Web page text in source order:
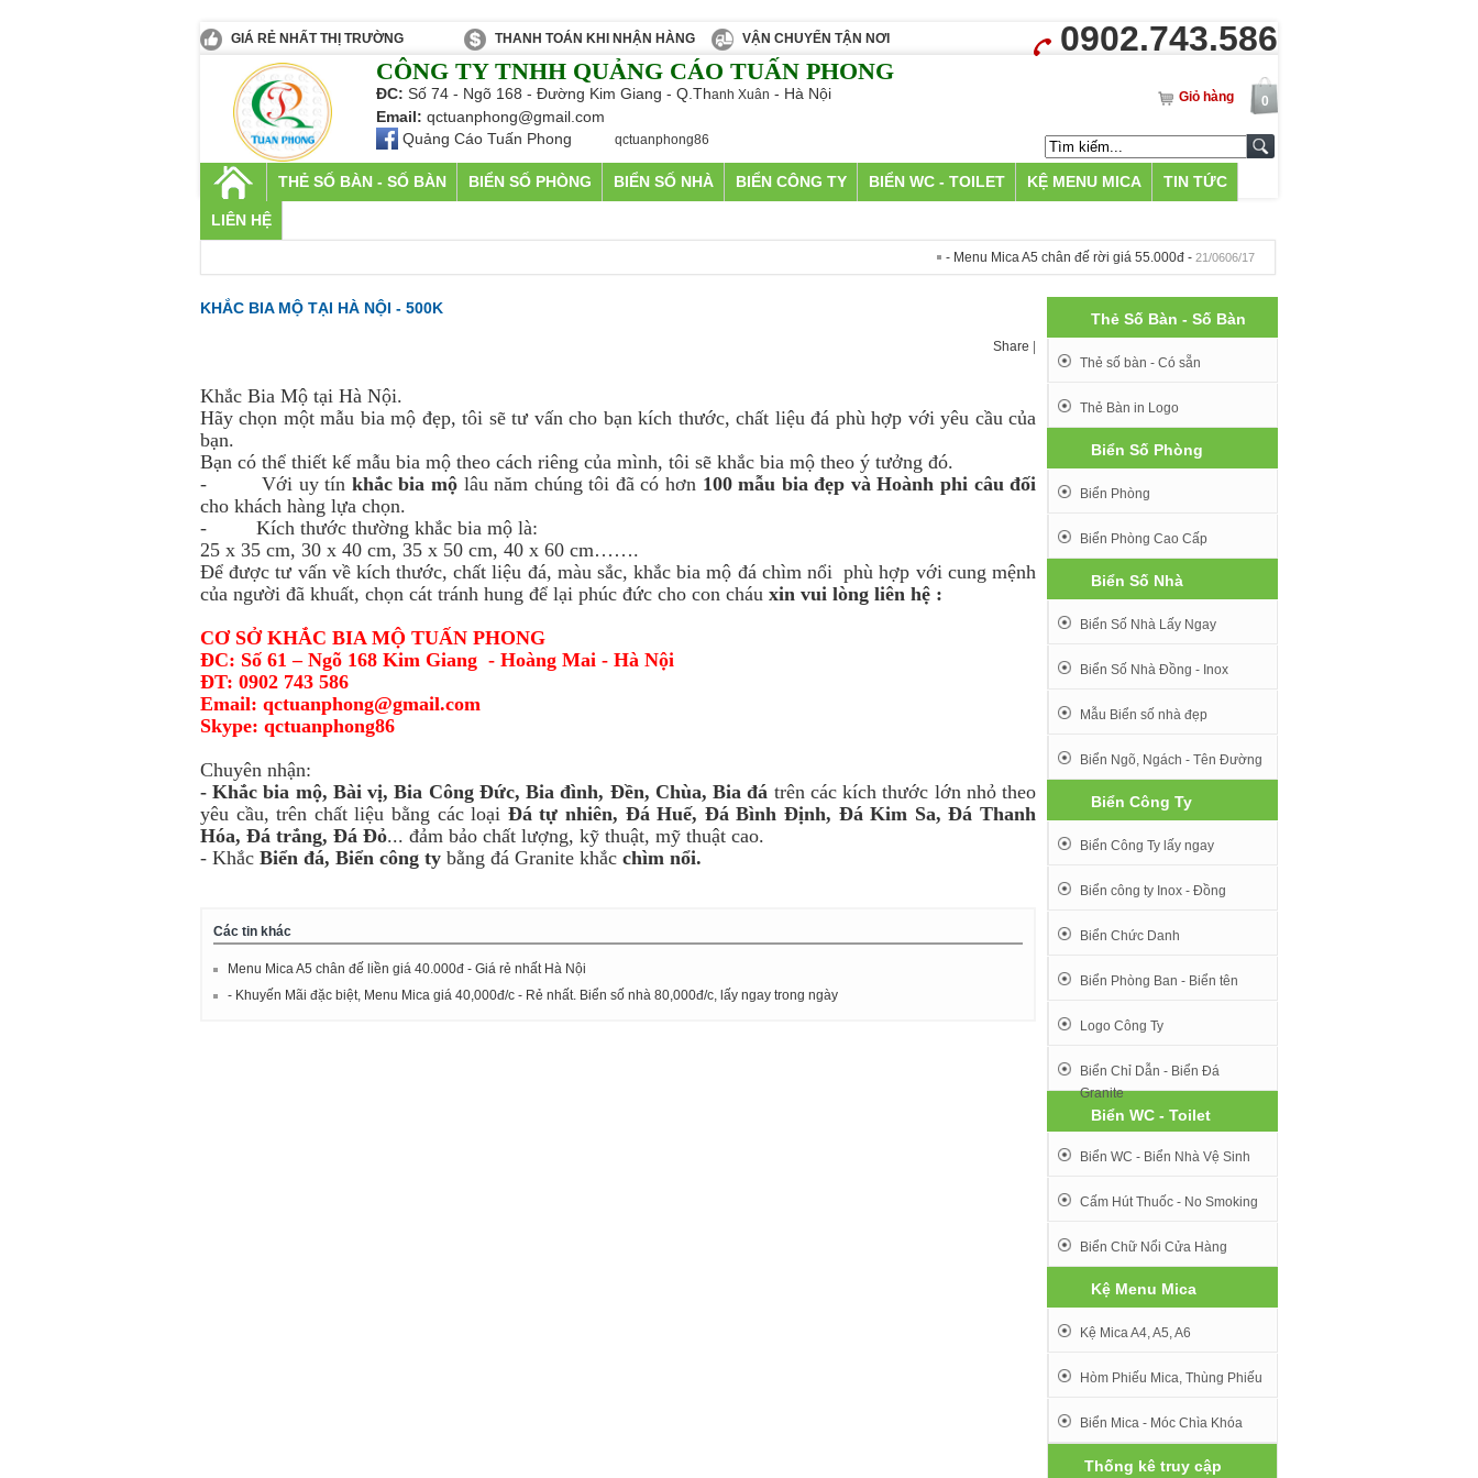
GIÁ RẺ NHẤT THỊ TRƯỜNG THANH TOÁN KHI NHẬN HÀNG VẬN CHUYỂN TẬN NƠI 0902.743.586
CÔNG TY TNHH QUẢNG CÁO TUẤN PHONG
ĐC: Số 74 - Ngõ 168 - Đường Kim Giang - Q.Thanh Xuân - Hà Nội
Email: qctuanphong@gmail.com
Quảng Cáo Tuấn Phong
qctuanphong86
Giỏ hàng 0
THẺ SỐ BÀN - SỐ BÀN BIỂN SỐ PHÒNG BIỂN SỐ NHÀ BIỂN CÔNG TY BIỂN WC - TOILET KỆ MENU MICA TIN TỨC
LIÊN HỆ
- Menu Mica A5 chân đế rời giá 55.000đ -21/0606/17
KHẮC BIA MỘ TẠI HÀ NỘI - 500K
Share
Khắc Bia Mộ tại Hà Nội.
Hãy chọn một mẫu bia mộ đẹp, tôi sẽ tư vấn cho bạn kích thước, chất liệu đá phù hợp với yêu cầu của
bạn.
Bạn có thể thiết kế mẫu bia mộ theo cách riêng của mình, tôi sẽ khắc bia mộ theo ý tưởng đó.
- Với uy tín khắc bia mộlâu năm chúng tôi đã có hơn 100 mẫu bia đẹp và Hoành phi câu đối
cho khách hàng lựa chọn.
- Kích thước thường khắc bia mộ là:
25 x 35 cm, 30 x 40 cm, 35 x 50 cm, 40 x 60 cm…….
Để được tư vấn về kích thước, chất liệu đá, màu sắc, khắc bia mộ đá chìm nổi phù hợp với cung mệnh
của người đã khuất, chọn cát tránh hung để lại phúc đức cho con cháu xin vui lòng liên hệ :
CƠ SỞ KHẮC BIA MỘ TUẤN PHONG
ĐC: Số 61 – Ngõ 168 Kim Giang - Hoàng Mai - Hà Nội
ĐT: 0902 743 586
Email: qctuanphong@gmail.com
Skype: qctuanphong86
Chuyên nhận:
- Khắc bia mộ, Bài vị, Bia Công Đức, Bia đình, Đền, Chùa, Bia đá trên các kích thước lớn nhỏ theo
yêu cầu, trên chất liệu bằng các loại Đá tự nhiên, Đá Huế, Đá Bình Định, Đá Kim Sa, Đá Thanh
Hóa, Đá trắng, Đá Đỏ... đảm bảo chất lượng, kỹ thuật, mỹ thuật cao.
- Khắc Biển đá, Biển công ty bằng đá Granite khắc chìm nổi.
Các tin khác
Menu Mica A5 chân đế liền giá 40.000đ - Giá rẻ nhất Hà Nội
- Khuyến Mãi đặc biệt, Menu Mica giá 40,000đ/c - Rẻ nhất. Biển số nhà 80,000đ/c, lấy ngay trong ngày
Thẻ Số Bàn - Số Bàn
Thẻ số bàn - Có sẵn
Thẻ Bàn in Logo
Biển Số Phòng
Biển Phòng
Biển Phòng Cao Cấp
Biển Số Nhà
Biển Số Nhà Lấy Ngay
Biển Số Nhà Đồng - Inox
Mẫu Biển số nhà đẹp
Biển Ngõ, Ngách - Tên Đường
Biển Công Ty
Biển Công Ty lấy ngay
Biển công ty Inox - Đồng
Biển Chức Danh
Biển Phòng Ban - Biển tên
Logo Công Ty
Biển Chỉ Dẫn - Biển Đá
Granite
Biển WC - Toilet
Biển WC - Biển Nhà Vệ Sinh
Cấm Hút Thuốc - No Smoking
Biển Chữ Nổi Cửa Hàng
Kệ Menu Mica
Kệ Mica A4, A5, A6
Hòm Phiếu Mica, Thùng Phiếu
Biển Mica - Móc Chìa Khóa
Thống kê truy cập